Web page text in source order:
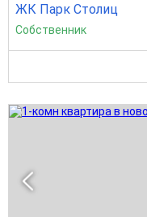
ЖК Парк Столиц
Собственник